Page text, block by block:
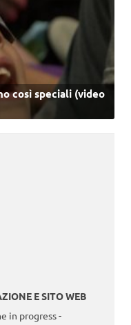
così speciali (video
E SITO WEB
in progress -